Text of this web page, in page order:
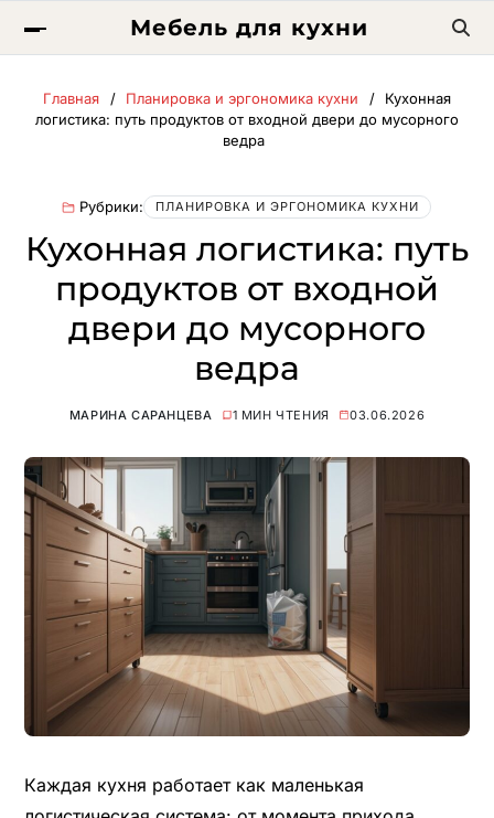
Мебель для кухни
Главная Планировка и эргономика кухни
Кухонная
логистика: путь продуктов от входной двери до мусорного
ведра
Рубрики: ПЛАНИРОВКА И ЭРГОНОМИКА КУХНИ
Кухонная логистика: путь
продуктов от входной
двери до мусорного
ведра
МАРИНА САРАНЦЕВА 1 МИН ЧТЕНИЯ 03.06.2026
Каждая кухня работает как маленькая